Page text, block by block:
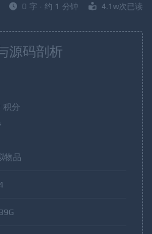
0 字 · 约 1 分钟
4.1w次已读
源码剖析
积分
物品